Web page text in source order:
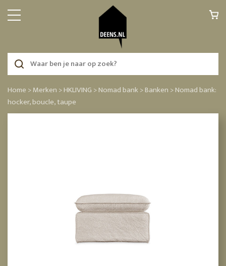
Home >Merken >HKLIVING >Nomad bank >Banken >Nomad bank:
hocker, boucle, taupe